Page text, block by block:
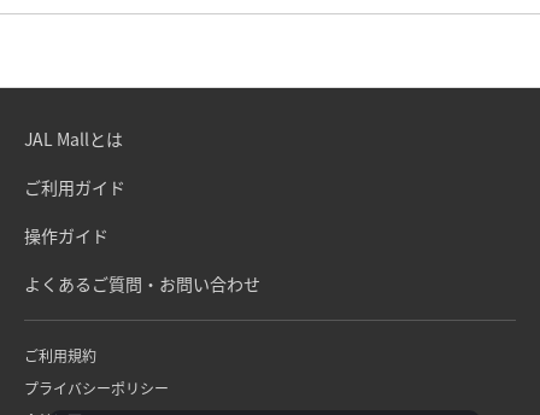
JAL Mallとは
ご利用ガイド
操作ガイド
よくあるご質問・お問い合わせ
ご利用規約
プライバシーポリシー